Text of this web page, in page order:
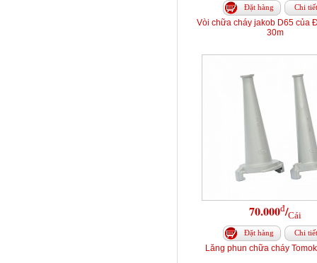
Đặt hàng Chi tiết
Vòi chữa cháy jakob D65 của
30m
70.000đ/Cái
Đặt hàng Chi tiết
Lăng phun chữa cháy